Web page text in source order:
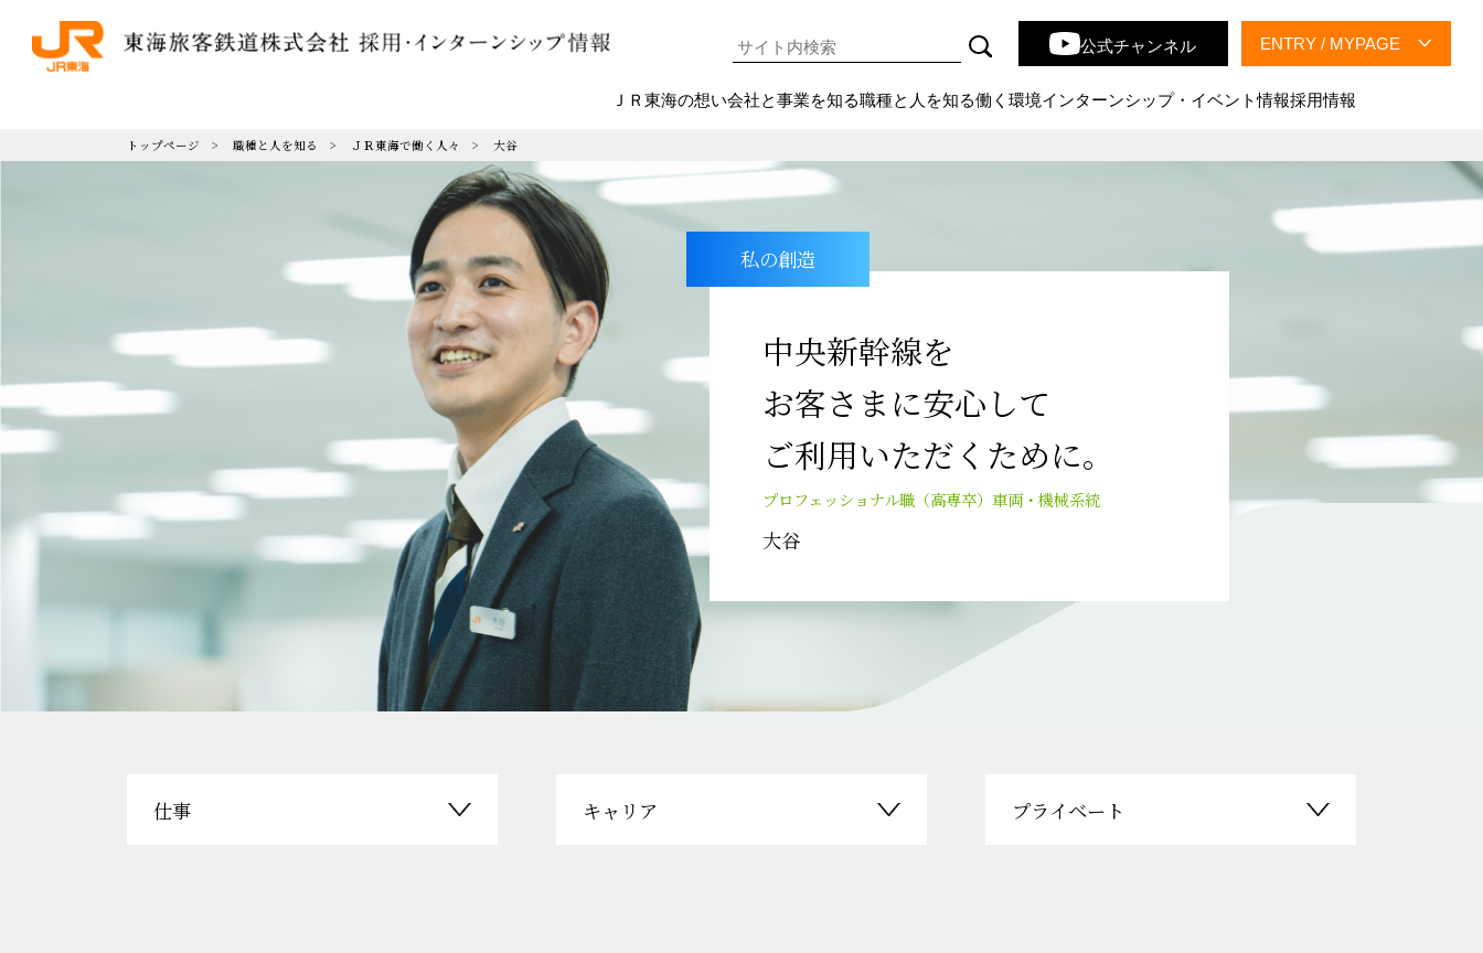
公式チャンネル ENTRY / MYPAGE
28卒インターンシップ
マイページはこちら
キャリア採用
ＪＲ東海の想い
社長からのメッセージ
今日も、明日も、その未来も
閉じる
会社と事業を知る
キーワードで読み解くＪＲ東海
リニア中央新幹線と日本の未来
閉じる
職種と人を知る
プロフェッショナルストーリー
閉じる
働く環境
閉じる
インターンシップ・イベント情報
インターンシップ・イベント情報
インターンシップ・イベントカレンダー
インターンシップ・イベント体験レポート
ＪＲ東海の5系統
閉じる
採用情報
プロフェッショナル職（短大・専門学校・高校卒）採用情報
キャリア採用情報
ＪＲ東海グループ採用情報
障がいをお持ちの方へ
トップページ 職種と人を知る ＪＲ東海で働く人々 大谷
私の創造
中央新幹線を
お客さまに安心して
ご利用いただくために。
プロフェッショナル職（高専卒）車両・機械系統
大谷
仕事 キャリア プライベート